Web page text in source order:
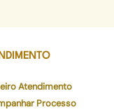
Atendimento
Processo